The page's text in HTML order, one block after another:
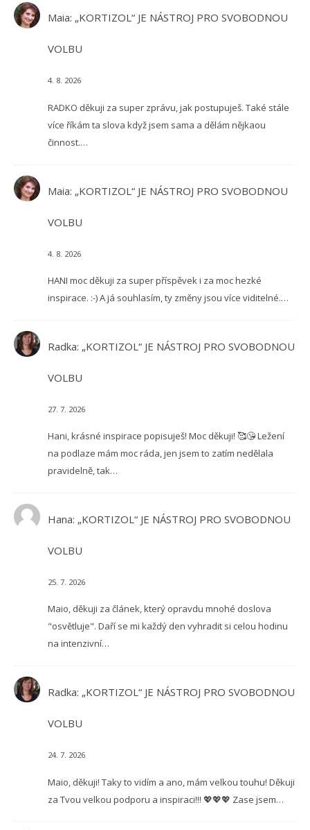
Maia: „KORTIZOL“ JE NÁSTROJ PRO SVOBODNOU
VOLBU
4. 8. 2026
RADKO děkuji za super zprávu, jak postupuješ. Také stále
více říkám ta slova když jsem sama a dělám nějkaou
činnost.…
Maia: „KORTIZOL“ JE NÁSTROJ PRO SVOBODNOU
VOLBU
4. 8. 2026
HANI moc děkuji za super příspěvek i za moc hezké
inspirace. :-) A já souhlasím, ty změny jsou více viditelné.…
Radka: „KORTIZOL“ JE NÁSTROJ PRO SVOBODNOU
VOLBU
27. 7. 2026
Hani, krásné inspirace popisuješ! Moc děkuji! 🥰😘 Ležení
na podlaze mám moc ráda, jen jsem to zatím nedělala
pravidelně, tak…
Hana: „KORTIZOL“ JE NÁSTROJ PRO SVOBODNOU
VOLBU
25. 7. 2026
Maio, děkuji za článek, který opravdu mnohé doslova
"osvětluje". Daří se mi každý den vyhradit si celou hodinu
na intenzivní…
Radka: „KORTIZOL“ JE NÁSTROJ PRO SVOBODNOU
VOLBU
24. 7. 2026
Maio, děkuji! Taky to vidím a ano, mám velkou touhu! Děkuji
za Tvou velkou podporu a inspiraci!!! 💖💖💖 Zase jsem…